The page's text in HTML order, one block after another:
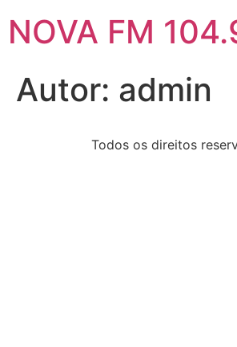
NOVA FM
Autor: admin
Todos os direitos